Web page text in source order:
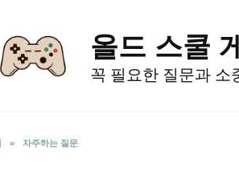
올드 스쿨
꼭 필요한 질문과 소
» 자주하는 질문